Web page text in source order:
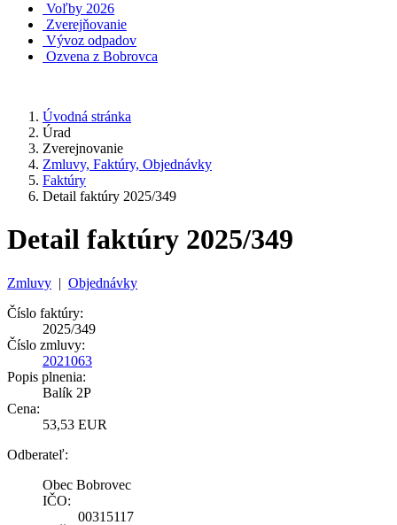
Voľby 2026
Zverejňovanie
Vývoz odpadov
Ozvena z Bobrovca
Úvodná stránka
Úrad
Zverejnovanie
Zmluvy, Faktúry, Objednávky
Faktúry
Detail faktúry 2025/349
Detail faktúry 2025/349
Zmluvy | Objednávky
Číslo faktúry:
2025/349
Číslo zmluvy:
2021063
Popis plnenia:
Balík 2P
Cena:
53,53 EUR
Odberateľ:
Obec Bobrovec
IČO:
00315117